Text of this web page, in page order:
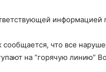
информацией
сообщается, что все
на “горячую линию”